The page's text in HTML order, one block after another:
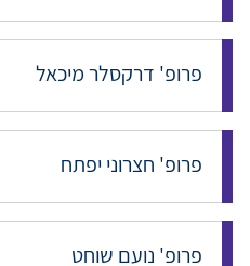
פרופ' דרקסלר מיכאל
פרופ' חצרוני יפתח
פרופ' נועם שוחט